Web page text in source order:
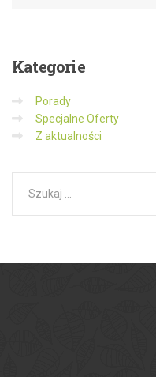
Kategorie
Porady
Specjalne Oferty
Z aktualności